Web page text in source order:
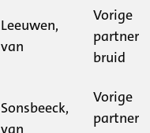
Leeuwen,
van
Vorige
partner
bruid
Sonsbeeck,
van
Vorige
partner